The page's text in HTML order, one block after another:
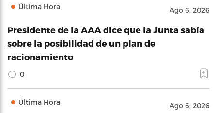
Última Hora Ago 6, 2026
Presidente de la AAA dice que la Junta sabía
sobre la posibilidad de un plan de
racionamiento
0
Última Hora Ago 6, 2026